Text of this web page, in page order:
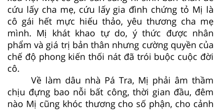
cứu lấy cha mẹ, cứu lấy gia đình chứng tỏ Mị là
cô gái hết mực hiếu thảo, yêu thương cha mẹ
mình. Mị khát khao tự do, ý thức được nhân
phẩm và giá trị bản thân nhưng cường quyền của
chế độ phong kiến thối nát đã trói buộc cuộc đời
cô.
Về làm dâu nhà Pá Tra, Mị phải âm thầm
chịu đựng bao nỗi bất công, thời gian đầu, đêm
nào Mị cũng khóc thương cho số phận, cho cảnh